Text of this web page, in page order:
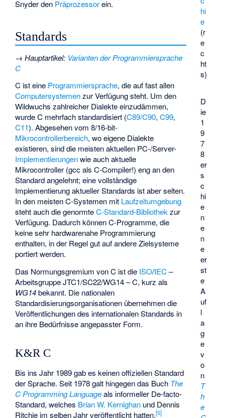
hi
e
(r
e
c
ht
s)
Snyder den Präprozessorein.
Standards
D
ie
1
9
7
8
er
s
c
hi
e
n
e
n
e
er
st
e
A
uf
l
a
g
e
v
o
n
T
h
e
→Hauptartikel: Varianten der Programmiersprache
C
C ist eine Programmiersprache, die auf fast allen
Computersystemenzur Verfügung steht. Um den
Wildwuchs zahlreicher Dialekte einzudämmen,
wurde C mehrfach standardisiert (C89/C90,C99,
C11). Abgesehen vom 8/16-bit-
Mikrocontrollerbereich, wo eigene Dialekte
existieren, sind die meisten aktuellen PC-/Server-
Implementierungenwie auch aktuelle
Mikrocontroller (gcc als C-Compiler!) eng an den
Standard angelehnt; eine vollständige
Implementierung aktueller Standards ist aber selten.
In den meisten C-Systemen mit Laufzeitumgebung
steht auch die genormteC-Standard-Bibliothekzur
Verfügung. Dadurch können C-Programme, die
keine sehr hardwarenahe Programmierung
enthalten, in der Regel gut auf andere Zielsysteme
portiert werden.
Das Normungsgremium von C ist die ISO/IEC–
Arbeitsgruppe JTC1/SC22/WG14 – C, kurz als
WG14bekannt. Die nationalen
Standardisierungsorganisationen übernehmen die
Veröffentlichungen des internationalen Standards in
an ihre Bedürfnisse angepasster Form.
K&R C
Bis ins Jahr 1989 gab es keinen offiziellen Standard
der Sprache. Seit 1978 galt hingegen das Buch The
C Programming Languageals informeller De-facto-
Standard, welches Brian W. Kernighan und Dennis
Ritchie im selben Jahr veröffentlicht hatten.[5]